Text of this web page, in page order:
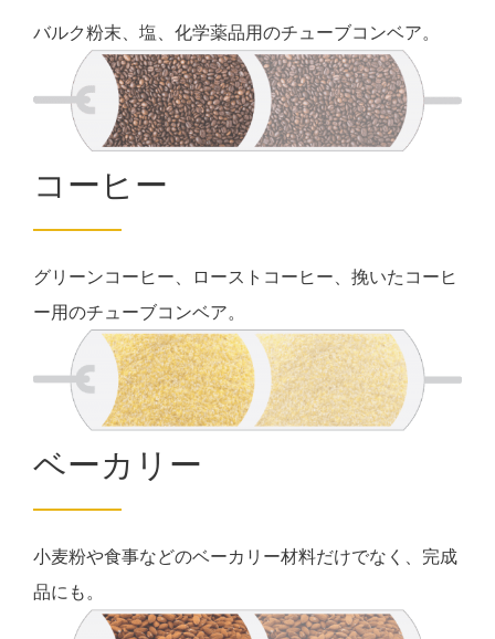
バルク粉末、塩、化学薬品用のチューブコンベア。
コーヒー
グリーンコーヒー、ローストコーヒー、挽いたコーヒ
ー用のチューブコンベア。
ベーカリー
小麦粉や食事などのベーカリー材料だけでなく、完成
品にも。